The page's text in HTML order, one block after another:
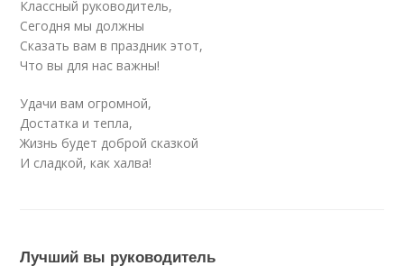
Классный руководитель,
Сегодня мы должны
Сказать вам в праздник этот,
Что вы для нас важны!
Удачи вам огромной,
Достатка и тепла,
Жизнь будет доброй сказкой
И сладкой, как халва!
Лучший вы руководитель